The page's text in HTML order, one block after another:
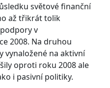
světové finanční
až třikrát tolik
v
2008. Na druhou
na aktivní
oproti roku 2008 ale
i pasivní politiky.